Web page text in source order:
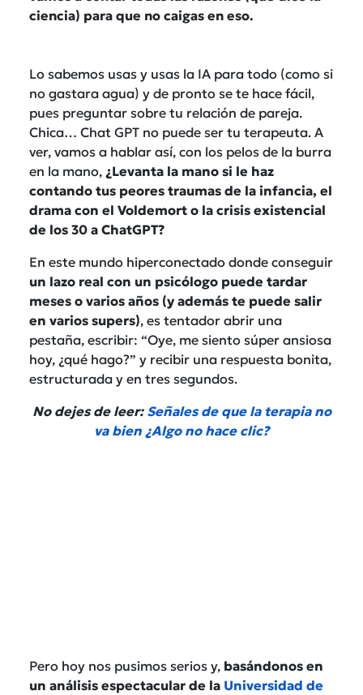
ciencia) para que no caigas en eso.
Lo sabemos usas y usas la IA para todo (como si
no gastara agua) y de pronto se te hace fácil,
pues preguntar sobre tu relación de pareja.
Chica… Chat GPT no puede ser tu terapeuta. A
ver, vamos a hablar así, con los pelos de la burra
en la mano, ¿Levanta la mano si le haz
contando tus peores traumas de la infancia, el
drama con el Voldemort o la crisis existencial
de los 30 a ChatGPT?
En este mundo hiperconectado donde conseguir
un lazo real con un psicólogo puede tardar
meses o varios años (y además te puede salir
en varios supers), es tentador abrir una
pestaña, escribir: “Oye, me siento súper ansiosa
hoy, ¿qué hago?” y recibir una respuesta bonita,
estructurada y en tres segundos.
No dejes de leer: Señales de que la terapia no
va bien ¿Algo no hace clic?
Pero hoy nos pusimos serios y, basándonos en
un análisis espectacular de la Universidad de